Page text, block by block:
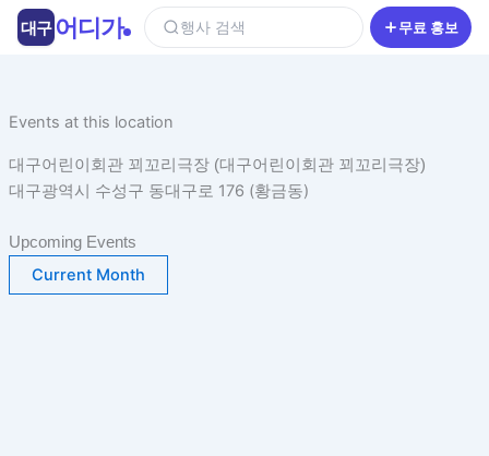
건
뛰
기
Events at this location
대구어린이회관 꾀꼬리극장 (대구어린이회관 꾀꼬리극장)
대구광역시 수성구 동대구로 176 (황금동)
Upcoming Events
Current Month
대구 어디가 행사 검색 무료 홍보